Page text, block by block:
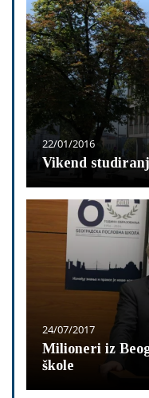
22/01/2016
Vikend
24/07/2017
Milioneri iz
škole